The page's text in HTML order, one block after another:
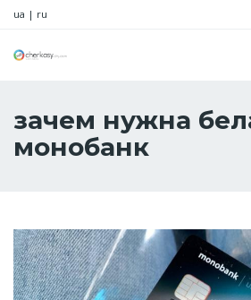
ua | ru
зачем нужна
монобанк